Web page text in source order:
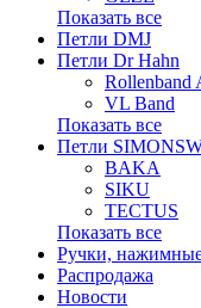
Показать все
Петли DMJ
Петли Dr Hahn
Rollenband
VL Band
Показать все
Петли
BAKA
SIKU
TECTUS
Показать все
Ручки,
Распродажа
Новости